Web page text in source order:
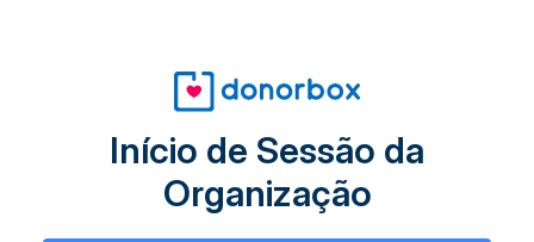
Início de Sessão da
Organização